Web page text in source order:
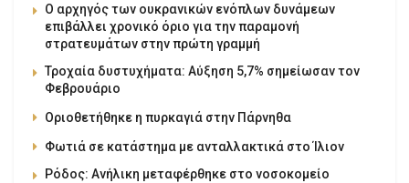
Ο αρχηγός των ουκρανικών ενόπλων δυνάμεων
επιβάλλει χρονικό όριο για την παραμονή
στρατευμάτων στην πρώτη γραμμή
Τροχαία δυστυχήματα: Αύξηση 5,7% σημείωσαν τον
Φεβρουάριο
Οριοθετήθηκε η πυρκαγιά στην Πάρνηθα
Φωτιά σε κατάστημα με ανταλλακτικά στο Ίλιον
Ρόδος: Ανήλικη μεταφέρθηκε στο νοσοκομείο